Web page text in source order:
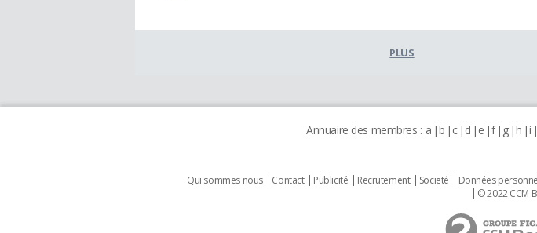
PLUS
Annuaire des membres : a b c d e f g h i
Qui sommes nous Contact Publicité Recrutement Societé Données
© 2022 CCM